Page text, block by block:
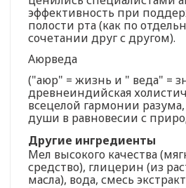
эффективность при
полости рта (как по
сочетании друг с другом).
Аюрведа
("аюр" = жизнь и " веда" =
древнеиндийская
всецелой гармонии
души в равновесии с
Другие ингредиенты
Мел высокого качества
средство), глицерин (из
масла), вода, смесь